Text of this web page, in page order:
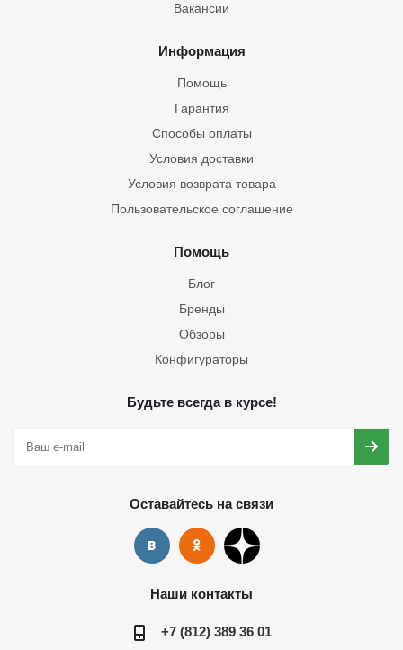
Вакансии
Информация
Помощь
Гарантия
Способы оплаты
Условия доставки
Условия возврата товара
Пользовательское соглашение
Помощь
Блог
Бренды
Обзоры
Конфигураторы
Будьте всегда в курсе!
Оставайтесь на связи
Наши контакты
+7 (812) 389 36 01